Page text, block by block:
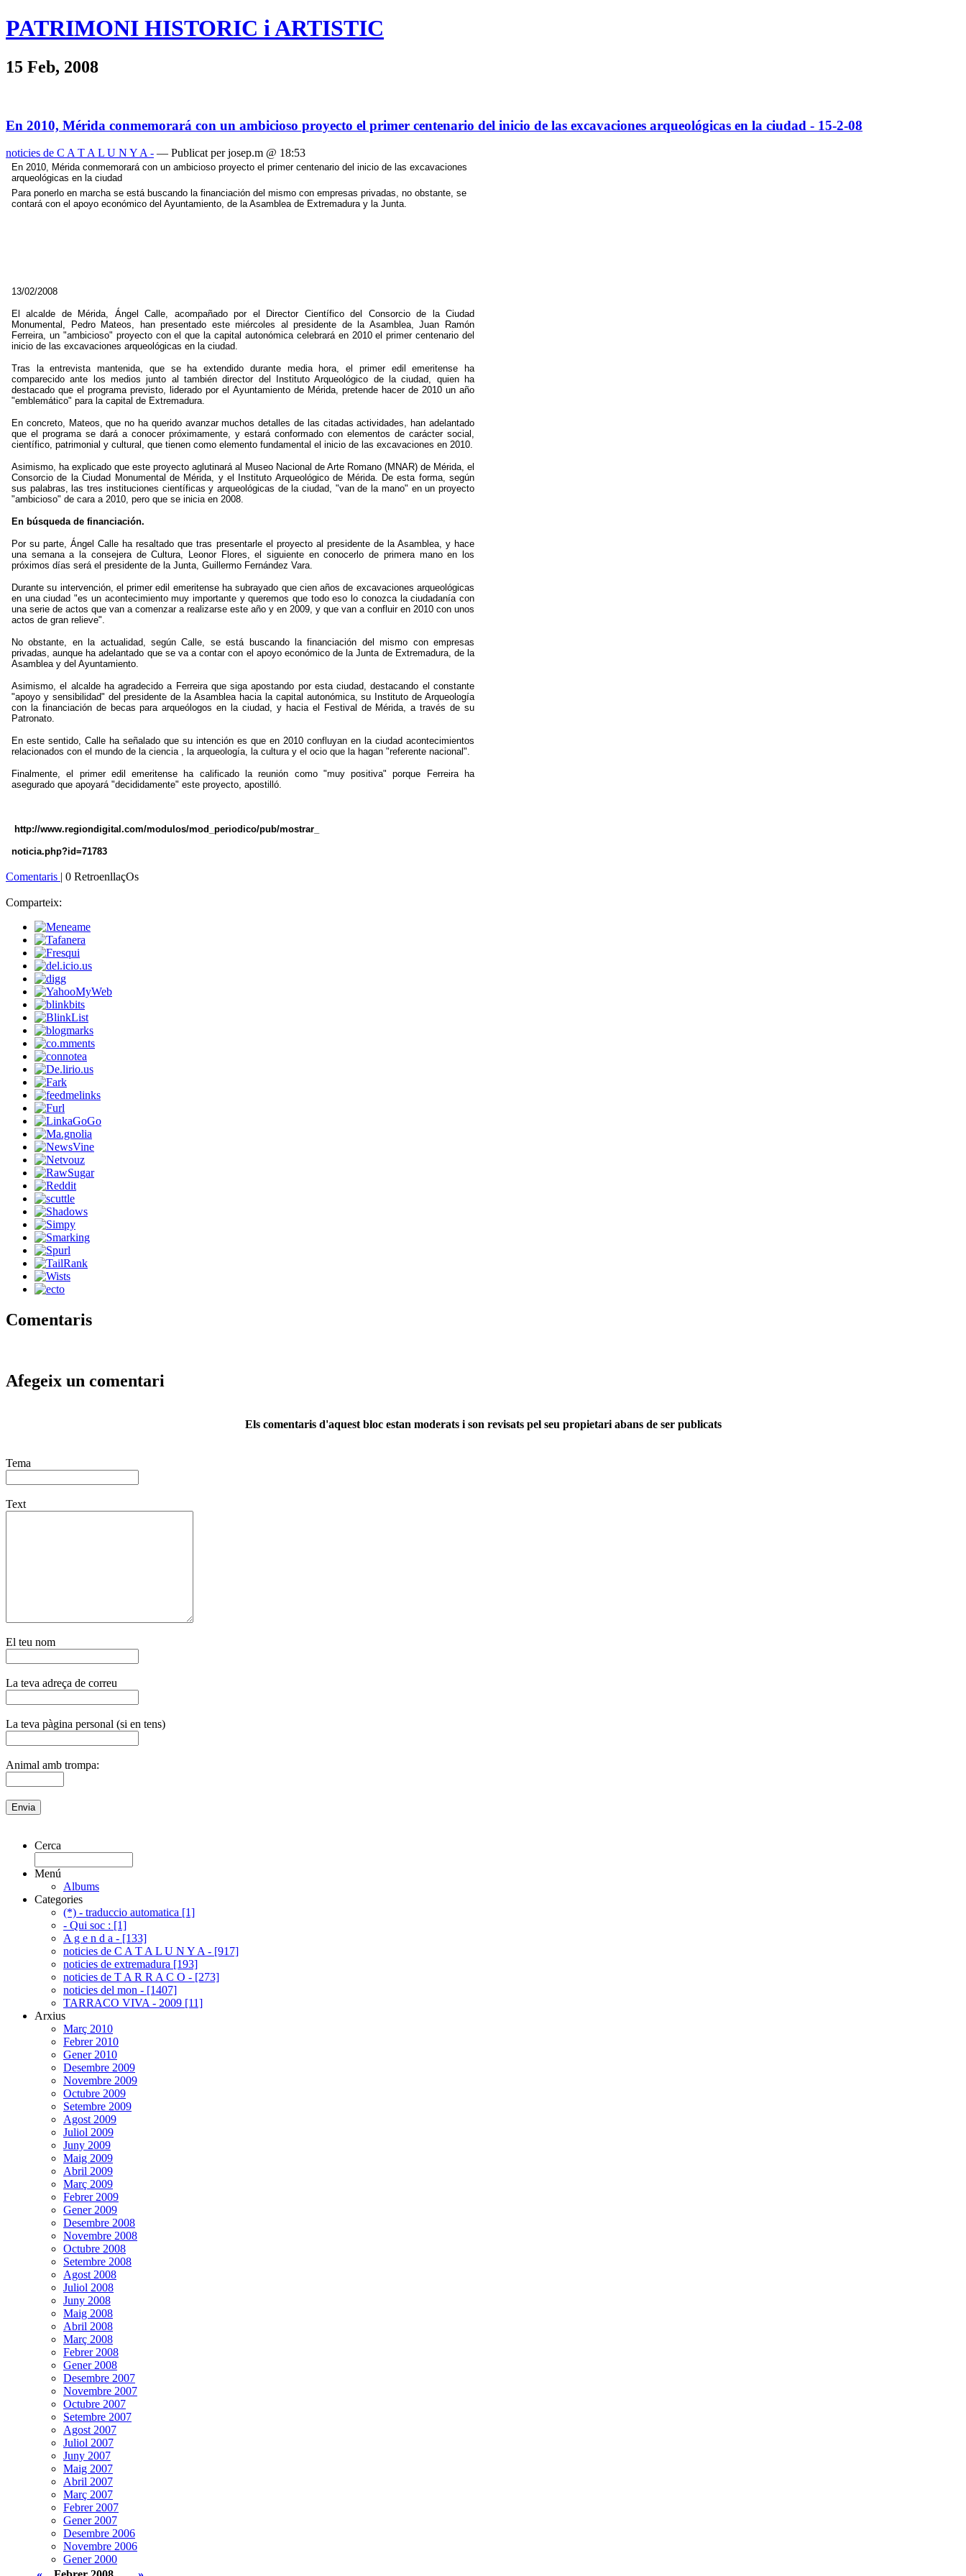
PATRIMONI HISTORIC i ARTISTIC
15 Feb, 2008
En 2010, Mérida conmemorará con un ambicioso proyecto el primer centenario del inicio de las excavaciones arqueológicas en la ciudad - 15-2-08
noticies de C A T A L U N Y A - — Publicat per josep.m @ 18:53
En 2010, Mérida conmemorará con un ambicioso proyecto el primer centenario del inicio de las excavaciones
arqueológicas en la ciudad
Para ponerlo en marcha se está buscando la financiación del mismo con empresas privadas, no obstante, se
contará con el apoyo económico del Ayuntamiento, de la Asamblea de Extremadura y la Junta.
13/02/2008
El alcalde de Mérida, Ángel Calle, acompañado por el Director Científico del Consorcio de la Ciudad
Monumental, Pedro Mateos, han presentado este miércoles al presidente de la Asamblea, Juan Ramón
Ferreira, un "ambicioso" proyecto con el que la capital autonómica celebrará en 2010 el primer centenario del
inicio de las excavaciones arqueológicas en la ciudad.
Tras la entrevista mantenida, que se ha extendido durante media hora, el primer edil emeritense ha
comparecido ante los medios junto al también director del Instituto Arqueológico de la ciudad, quien ha
destacado que el programa previsto, liderado por el Ayuntamiento de Mérida, pretende hacer de 2010 un año
"emblemático" para la capital de Extremadura.
En concreto, Mateos, que no ha querido avanzar muchos detalles de las citadas actividades, han adelantado
que el programa se dará a conocer próximamente, y estará conformado con elementos de carácter social,
científico, patrimonial y cultural, que tienen como elemento fundamental el inicio de las excavaciones en 2010.
Asimismo, ha explicado que este proyecto aglutinará al Museo Nacional de Arte Romano (MNAR) de Mérida, el
Consorcio de la Ciudad Monumental de Mérida, y el Instituto Arqueológico de Mérida. De esta forma, según
sus palabras, las tres instituciones científicas y arqueológicas de la ciudad, "van de la mano" en un proyecto
"ambicioso" de cara a 2010, pero que se inicia en 2008.
En búsqueda de financiación.
Por su parte, Ángel Calle ha resaltado que tras presentarle el proyecto al presidente de la Asamblea, y hace
una semana a la consejera de Cultura, Leonor Flores, el siguiente en conocerlo de primera mano en los
próximos días será el presidente de la Junta, Guillermo Fernández Vara.
Durante su intervención, el primer edil emeritense ha subrayado que cien años de excavaciones arqueológicas
en una ciudad "es un acontecimiento muy importante y queremos que todo eso lo conozca la ciudadanía con
una serie de actos que van a comenzar a realizarse este año y en 2009, y que van a confluir en 2010 con unos
actos de gran relieve".
No obstante, en la actualidad, según Calle, se está buscando la financiación del mismo con empresas
privadas, aunque ha adelantado que se va a contar con el apoyo económico de la Junta de Extremadura, de la
Asamblea y del Ayuntamiento.
Asimismo, el alcalde ha agradecido a Ferreira que siga apostando por esta ciudad, destacando el constante
"apoyo y sensibilidad" del presidente de la Asamblea hacia la capital autonómica, su Instituto de Arqueología
con la financiación de becas para arqueólogos en la ciudad, y hacia el Festival de Mérida, a través de su
Patronato.
En este sentido, Calle ha señalado que su intención es que en 2010 confluyan en la ciudad acontecimientos
relacionados con el mundo de la ciencia , la arqueología, la cultura y el ocio que la hagan "referente nacional".
Finalmente, el primer edil emeritense ha calificado la reunión como "muy positiva" porque Ferreira ha
asegurado que apoyará "decididamente" este proyecto, apostilló.
http://www.regiondigital.com/modulos/mod_periodico/pub/mostrar_
noticia.php?id=71783
Comentaris | 0 RetroenllaçOs
Comparteix:
Comentaris
Afegeix un comentari
Els comentaris d'aquest bloc estan moderats i son revisats pel seu propietari abans de ser publicats
Tema
Text
El teu nom
La teva adreça de correu
La teva pàgina personal (si en tens)
Animal amb trompa:
Cerca
Menú
Albums
Categories
(*) - traduccio automatica [1]
- Qui soc : [1]
A g e n d a - [133]
noticies de C A T A L U N Y A - [917]
noticies de extremadura [193]
noticies de T A R R A C O - [273]
noticies del mon - [1407]
TARRACO VIVA - 2009 [11]
Arxius
Març 2010
Febrer 2010
Gener 2010
Desembre 2009
Novembre 2009
Octubre 2009
Setembre 2009
Agost 2009
Juliol 2009
Juny 2009
Maig 2009
Abril 2009
Març 2009
Febrer 2009
Gener 2009
Desembre 2008
Novembre 2008
Octubre 2008
Setembre 2008
Agost 2008
Juliol 2008
Juny 2008
Maig 2008
Abril 2008
Març 2008
Febrer 2008
Gener 2008
Desembre 2007
Novembre 2007
Octubre 2007
Setembre 2007
Agost 2007
Juliol 2007
Juny 2007
Maig 2007
Abril 2007
Març 2007
Febrer 2007
Gener 2007
Desembre 2006
Novembre 2006
Gener 2000